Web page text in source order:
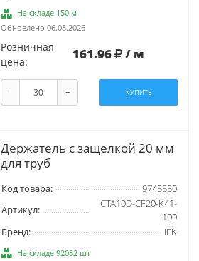
На складе 150 м
Обновлено 06.08.2026
Розничная
цена:
161.96 / м
- + КУПИТЬ
Держатель с защелкой 20 мм
для труб
Код товара:
9745550
Артикул:
CTA10D-CF20-K41-
100
Бренд:
IEK
На складе 92082 шт